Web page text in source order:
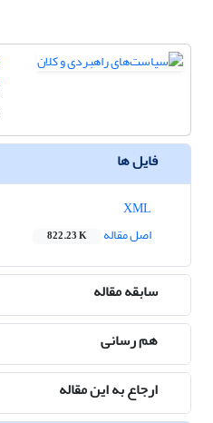
فایل ها
اصل مقاله
822.23 K
سابقه مقاله
هم رسانی
ارجاع به این مقاله